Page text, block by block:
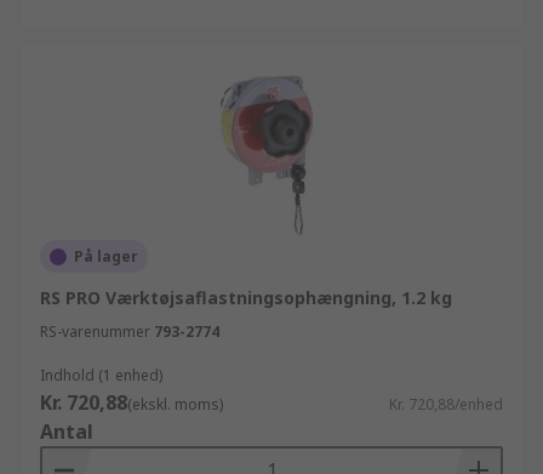
På lager
RS PRO Værktøjsaflastningsophængning, 1.2 kg
RS-varenummer 793-2774
Indhold (1 enhed)
Kr. 720,88(ekskl. moms) Kr. 720,88/enhed
Antal